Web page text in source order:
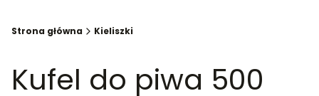
Strona główna Kieliszki
Kufel do piwa 500